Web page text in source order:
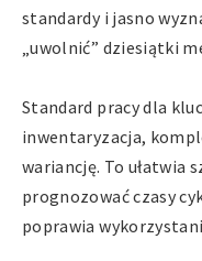
standardy i jasno
„uwolnić” dziesiątki
Standard pracy dla
inwentaryzacja,
wariancję. To ułatwia
prognozować czasy
poprawia